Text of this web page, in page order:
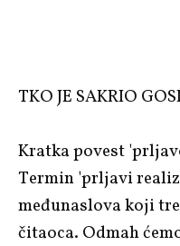
TKO JE SAKRIO
Kratka povest
Termin 'prljavi
međunaslova koji
čitaoca. Odmah